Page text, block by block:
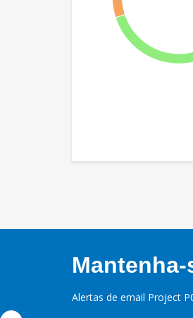
Alertas de email Project